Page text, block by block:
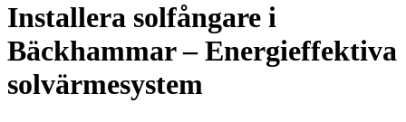
Installera solfångare i
Bäckhammar – Energieffektiva
solvärmesystem